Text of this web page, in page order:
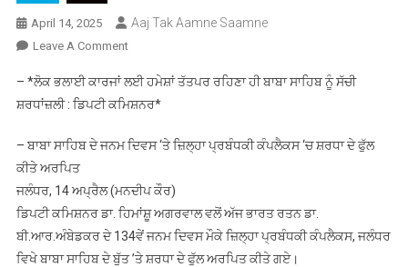
April 14, 2025 Aaj Tak Aamne Saamne
Leave A CommentOn
ਭਲਾਈ
ਕਾਰਜਾਂ
ਹਮੇਸ਼ਾਂ
ਰਹਿਣਾ
ਹੀ
ਬਾਬਾ
ਸਾਹਿਬ
– *ਲੋਕ ਭਲਾਈ ਕਾਰਜਾਂ ਲਈ ਹਮੇਸ਼ਾਂ ਤੱਤਪਰ ਰਹਿਣਾ ਹੀ ਬਾਬਾ ਸਾਹਿਬ ਨੂੰ ਸੱਚੀ
ਸ਼ਰਧਾਂਜ਼ਲੀ : ਡਿਪਟੀ ਕਮਿਸ਼ਨਰ*
– ਬਾਬਾ ਸਾਹਿਬ ਦੇ ਜਨਮ ਦਿਵਸ ‘ਤੇ ਜ਼ਿਲ੍ਹਾ ਪ੍ਰਬੰਧਕੀ ਕੰਪਲੈਕਸ ‘ਚ ਸ਼ਰਧਾ ਦੇ ਫੁੱਲ
ਕੀਤੇ ਅਰਪਿਤ
ਜਲੰਧਰ, 14 ਅਪ੍ਰੈਲ (ਮਨਦੀਪ ਕੌਰ)
ਡਿਪਟੀ ਕਮਿਸ਼ਨਰ ਡਾ. ਹਿਮਾਂਸ਼ੂ ਅਗਰਵਾਲ ਵਲੋਂ ਅੱਜ ਭਾਰਤ ਰਤਨ ਡਾ.
ਬੀ.ਆਰ.ਅੰਬੇਡਕਰ ਦੇ 134ਵੇਂ ਜਨਮ ਦਿਵਸ ਮੌਕੇ ਜ਼ਿਲ੍ਹਾ ਪ੍ਰਬੰਧਕੀ ਕੰਪਲੈਕਸ, ਜਲੰਧਰ
ਵਿਖੇ ਬਾਬਾ ਸਾਹਿਬ ਦੇ ਬੁੱਤ ’ਤੇ ਸ਼ਰਧਾ ਦੇ ਫੁੱਲ ਅਰਪਿਤ ਕੀਤੇ ਗਏ।